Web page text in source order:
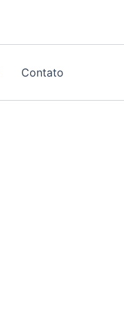
Contato